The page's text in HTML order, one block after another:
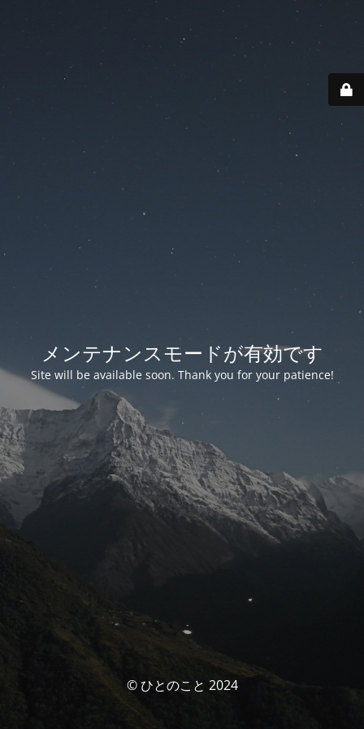
メンテナンスモードが有効です
Site will be available soon. Thank you for your patience!
© ひとのこと 2024